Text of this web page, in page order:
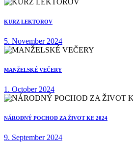
KURZ LEKTOROV
5. November 2024
MANŽELSKÉ VEČERY
1. October 2024
NÁRODNÝ POCHOD ZA ŽIVOT KE 2024
9. September 2024